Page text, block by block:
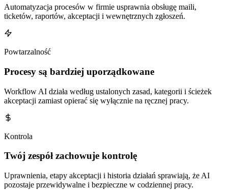
Automatyzacja procesów w firmie usprawnia obsługę maili,
ticketów, raportów, akceptacji i wewnętrznych zgłoszeń.
Powtarzalność
Procesy są bardziej uporządkowane
Workflow AI działa według ustalonych zasad, kategorii i ścieżek
akceptacji zamiast opierać się wyłącznie na ręcznej pracy.
Kontrola
Twój zespół zachowuje kontrolę
Uprawnienia, etapy akceptacji i historia działań sprawiają, że AI
pozostaje przewidywalne i bezpieczne w codziennej pracy.